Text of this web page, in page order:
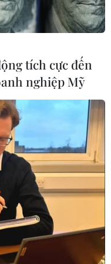
Số
ký
tích cực đến
nghiệp Mỹ